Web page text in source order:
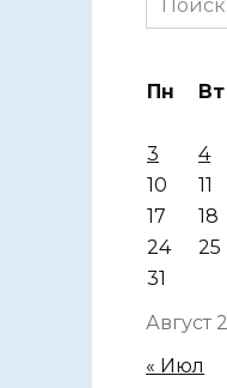
for:
Август
Пн Вт
3
4
10
11
17
18
24
25
31
« Июл